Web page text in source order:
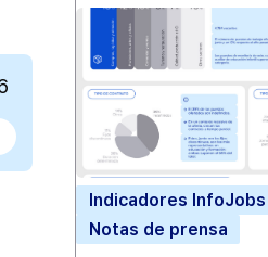
Indicadores InfoJobs
Notas de prensa